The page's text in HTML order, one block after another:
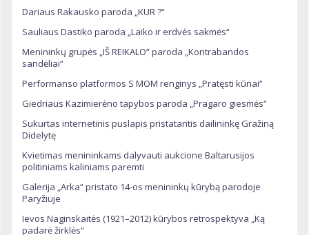
Dariaus Rakausko paroda „KUR ?“
Sauliaus Dastiko paroda „Laiko ir erdvės sakmės“
Menininkų grupės „IŠ REIKALO“ paroda „Kontrabandos
sandėliai“
Performanso platformos S MOM renginys „Pratęsti kūnai“
Giedriaus Kazimierėno tapybos paroda „Pragaro giesmės“
Sukurtas internetinis puslapis pristatantis dailininkę Gražiną
Didelytę
Kvietimas menininkams dalyvauti aukcione Baltarusijos
politiniams kaliniams paremti
Galerija „Arka“ pristato 14-os menininkų kūrybą parodoje
Paryžiuje
Ievos Naginskaitės (1921–2012) kūrybos retrospektyva „Ką
padarė žirklės“